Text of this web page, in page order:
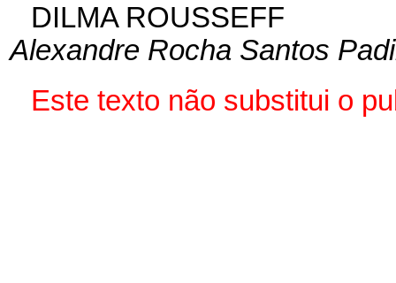
DILMA ROUSSEFF
Alexandre Rocha Santos
Este texto não substitui o